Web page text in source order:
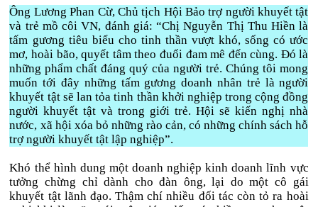
Ông Lương Phan Cừ, Chủ tịch Hội Bảo trợ người khuyết tật
và trẻ mồ côi VN, đánh giá: “Chị Nguyễn Thị Thu Hiền là
tấm gương tiêu biểu cho tinh thần vượt khó, sống có ước
mơ, hoài bão, quyết tâm theo đuổi đam mê đến cùng. Đó là
những phẩm chất đáng quý của người trẻ. Chúng tôi mong
muốn tới đây những tấm gương doanh nhân trẻ là người
khuyết tật sẽ lan tỏa tinh thần khởi nghiệp trong cộng đồng
người khuyết tật và trong giới trẻ. Hội sẽ kiến nghị nhà
nước, xã hội xóa bỏ những rào cản, có những chính sách hỗ
trợ người khuyết tật lập nghiệp”.
Khó thể hình dung một doanh nghiệp kinh doanh lĩnh vực
tưởng chừng chỉ dành cho đàn ông, lại do một cô gái
khuyết tật lãnh đạo. Thậm chí nhiều đối tác còn tỏ ra hoài